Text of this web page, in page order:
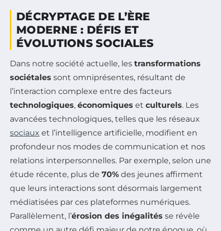
DÉCRYPTAGE DE L’ÈRE
MODERNE : DÉFIS ET
ÉVOLUTIONS SOCIALES
Dans notre société actuelle, les transformations
sociétales sont omniprésentes, résultant de
l’interaction complexe entre des facteurs
technologiques, économiques et culturels. Les
avancées technologiques, telles que les réseaux
sociaux et l’intelligence artificielle, modifient en
profondeur nos modes de communication et nos
relations interpersonnelles. Par exemple, selon une
étude récente, plus de 70% des jeunes affirment
que leurs interactions sont désormais largement
médiatisées par ces plateformes numériques.
Parallèlement, l’érosion des inégalités se révèle